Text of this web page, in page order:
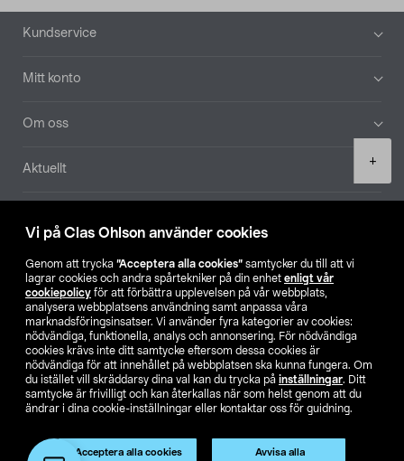
Vi på Clas Ohlson använder cookies
Genom att trycka ”Acceptera alla cookies” samtycker du till att vi
lagrar cookies och andra spårtekniker på din enhet enligt vår
cookiepolicy för att förbättra upplevelsen på vår webbplats,
analysera webbplatsens användning samt anpassa våra
marknadsföringsinsatser. Vi använder fyra kategorier av cookies:
nödvändiga, funktionella, analys och annonsering. För nödvändiga
cookies krävs inte ditt samtycke eftersom dessa cookies är
nödvändiga för att innehållet på webbplatsen ska kunna fungera. Om
du istället vill skräddarsy dina val kan du trycka på inställningar. Ditt
samtycke är frivilligt och kan återkallas när som helst genom att du
ändrar i dina cookie-inställningar eller kontaktar oss för guidning.
Acceptera alla cookies Avvisa alla
+
Sidfot
Kundservice
Mitt konto
Om oss
Aktuellt
Hitta butik
SE NO FI
Ändra till priser exklusive moms